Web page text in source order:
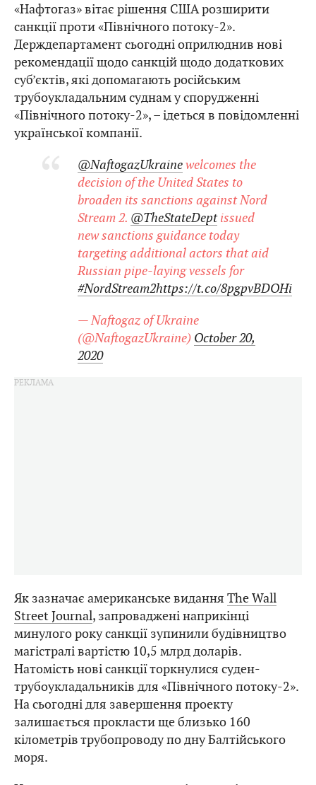
«Нафтогаз» вітає рішення США розширити
санкції проти «Північного потоку-2».
Держдепартамент сьогодні оприлюднив нові
рекомендації щодо санкцій щодо додаткових
суб’єктів, які допомагають російським
трубоукладальним суднам у спорудженні
«Північного потоку-2», – ідеться в повідомленні
української компанії.
@NaftogazUkrainewelcomes the
decision of the United States to
broaden its sanctions against Nord
Stream 2. @TheStateDeptissued
new sanctions guidance today
targeting additional actors that aid
Russian pipe-laying vessels for
#NordStream2https://t.co/8pgpvBDOHi
— Naftogaz of Ukraine
(@NaftogazUkraine) October 20,
2020
Як зазначає американське видання The Wall
Street Journal, запроваджені наприкінці
минулого року санкції зупинили будівництво
магістралі вартістю 10,5 млрд доларів.
Натомість нові санкції торкнулися суден-
трубоукладальників для «Північного потоку-2».
На сьогодні для завершення проекту
залишається прокласти ще близько 160
кілометрів трубопроводу по дну Балтійського
моря.